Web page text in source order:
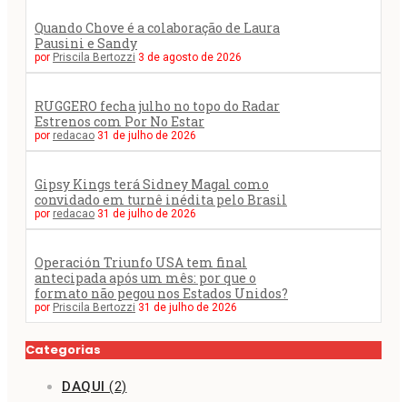
Quando Chove é a colaboração de Laura
Pausini e Sandy
por Priscila Bertozzi 3 de agosto de 2026
RUGGERO fecha julho no topo do Radar
Estrenos com Por No Estar
por redacao 31 de julho de 2026
Gipsy Kings terá Sidney Magal como
convidado em turnê inédita pelo Brasil
por redacao 31 de julho de 2026
Operación Triunfo USA tem final
antecipada após um mês: por que o
formato não pegou nos Estados Unidos?
por Priscila Bertozzi 31 de julho de 2026
Categorias
DAQUI (2)